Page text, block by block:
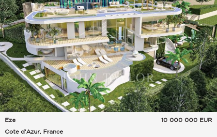
Eze
Cote d'Azur, France
10 000 000 EUR